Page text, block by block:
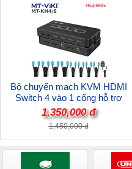
Bộ chuyển mạch KVM HDMI
Switch 4 vào 1 cổng hỗ trợ
4K@60hz MT-VIKI MT-KH4S cao
cấp
1,350,000 đ
1,450,000 đ